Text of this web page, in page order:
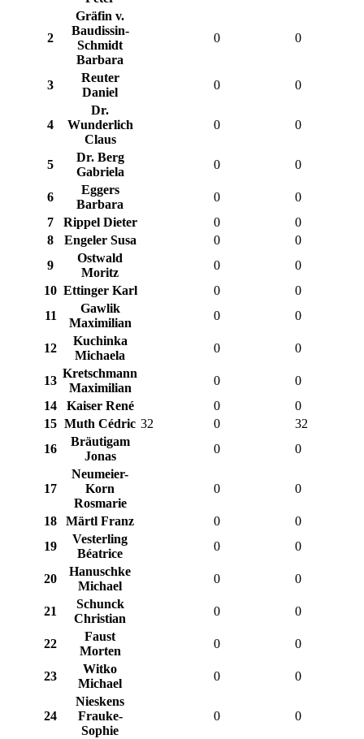
2
Gräfin v.
Baudissin-
Schmidt
Barbara
0 0
3
Reuter
Daniel
0 0
4
Dr.
Wunderlich
Claus
0 0
5
Dr. Berg
Gabriela
0 0
6
Eggers
Barbara
0
0
7
Rippel Dieter 0
0
8
Engeler Susa 0
0
9
Ostwald
Moritz
0
0
10 Ettinger Karl 0
0
11
Gawlik
Maximilian
0 0
12
Kuchinka
Michaela
0 0
13
Kretschmann
Maximilian
0
0
14
Kaiser René 0
0
15 Muth Cédric 32 0
32
16
Bräutigam
Jonas
0 0
17
Neumeier-
Korn
Rosmarie
0 0
18 Märtl Franz 0
0
19
Vesterling
Béatrice
0 0
20
Hanuschke
Michael
0 0
21
Schunck
Christian
0 0
22
Faust
Morten
0 0
23
Witko
Michael
0 0
24
Nieskens
Frauke-
Sophie
0 0